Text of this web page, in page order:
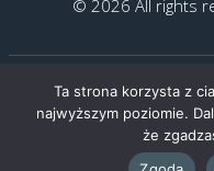
© 2026 All rights
Ta strona korzysta z
najwyższym poziomie.
że